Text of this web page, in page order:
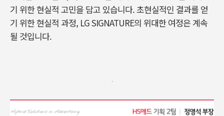
기 위한 현실적 고민을 담고 있습니다. 초현실적인 결과를 얻
기 위한 현실적 과정, LG SIGNATURE의 위대한 여정은 계속
될 것입니다.